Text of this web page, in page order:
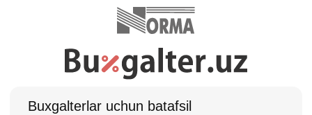
Buхgalterlar uchun batafsil